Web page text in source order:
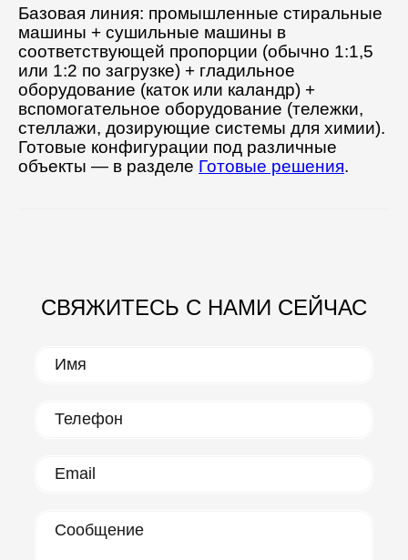
Базовая линия: промышленные стиральные
машины + сушильные машины в
соответствующей пропорции (обычно 1:1,5
или 1:2 по загрузке) + гладильное
оборудование (каток или каландр) +
вспомогательное оборудование (тележки,
стеллажи, дозирующие системы для химии).
Готовые конфигурации под различные
объекты — в разделе Готовые решения.
СВЯЖИТЕСЬ С НАМИ СЕЙЧАС